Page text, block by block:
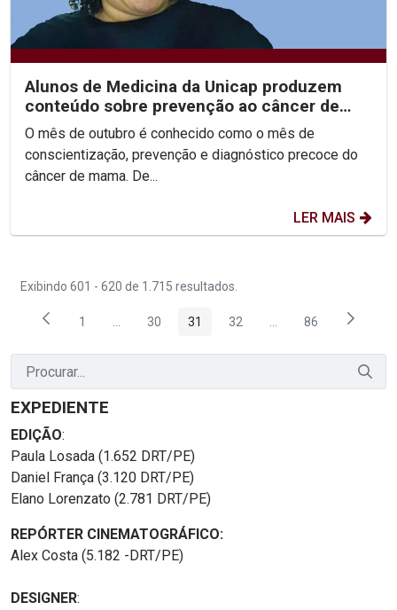
Alunos de Medicina da Unicap produzem
conteúdo sobre prevenção ao câncer de
mama utilizando a...
O mês de outubro é conhecido como o mês de
conscientização, prevenção e diagnóstico precoce do
câncer de mama. De...
LER MAIS
Exibindo 601 - 620 de 1.715 resultados.
Página
1 ...Páginas intermediárias Usar ABA para navegar.
Página
30 Página
31 Página
32 ...PáginasPágina
86
EXPEDIENTE
EDIÇÃO:
Paula Losada (1.652 DRT/PE)
Daniel França (3.120 DRT/PE)
Elano Lorenzato (2.781 DRT/PE)
REPÓRTER CINEMATOGRÁFICO:
Alex Costa (5.182 -DRT/PE)
DESIGNER: